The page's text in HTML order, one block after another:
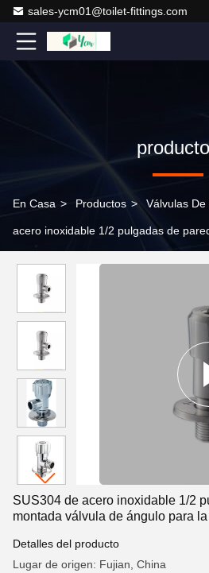
sales-ycm01@toilet-fittings.com
En Casa > Productos > Válvulas De
acero inoxidable 1/2 pulgadas de
SUS304 de acero inoxidable 1/2
montada válvula de ángulo para
Detalles del producto
Lugar de origen: Fujian, China